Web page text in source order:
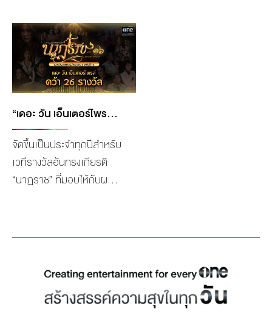
ครบทุกแพลตฟอร์มในการ
รับชมทุกช่องทาง เพื่อตอบ
สนองไลฟ์สไตล์ผู้ชมทุกกลุ่ม
เป้าหมาย ทั่วประเทศมาโดย
ตลอด ล่าสุดบริษัท เดอะ วัน
เอ็นเตอร์ไพรส์ จำกัด
(มหาชน) หรือ ONEE ยังโชว์
ศักยภาพความแข็งแกร่ง
ขยายฐานคนดูไปสู่ตลาดต่าง
ประเทศ ประกาศจับมือกับ
คอร์ป ทีวี) ผู้ผลิตสื่อทีวียักษ์
ส่งคอนเทนต์ละครดังจาก
ช่องวัน 31 ไปออกอากาศที่
สิงคโปร์ พร้อมนำซีรีส์สุด
Asia’s Outstanding
จัดโดยนิตยสาร
Asiamoney ซึ่งเป็นนิตยสาร
ชั้นนำด้านการเงินและการ
“เดอะ วัน เอ็นเตอร์ไพรส์” คว้า 26 รางวัลสุดยิ่งใหญ่จากงาน “นาฏราช ครั้งที่ 16” ตอกย้ำคุณภาพคอนเทนต์ไทย
จัดขึ้นเป็นประจำทุกปีสำหรับ
เวทีรางวัลอันทรงเกียรติ
“นาฏราช” ที่มอบให้กับผล
เมื่อค่ำคืนวันอาทิตย์ที่ 18
พฤษภาคมที่ผ่านมา
ท่ามกลางบรรยากาศ